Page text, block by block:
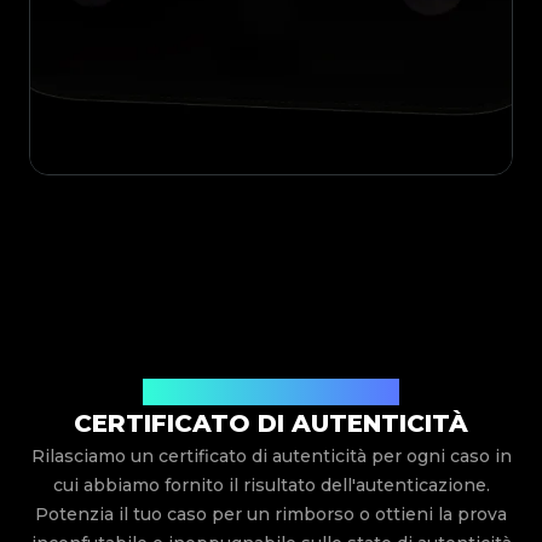
CERTIFICATO DI AUTENTICITÀ
Rilasciamo un certificato di autenticità per ogni caso in
cui abbiamo fornito il risultato dell'autenticazione.
Potenzia il tuo caso per un rimborso o ottieni la prova